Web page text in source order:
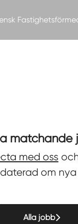
matchande
med oss
om
Alla jobb